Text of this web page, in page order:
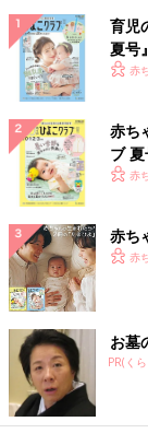
育児
夏号
いっ
赤
赤ち
ブ
く！
赤
赤ち
赤
お墓
PR(く